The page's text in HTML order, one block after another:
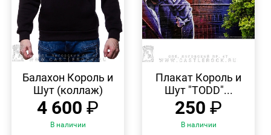
ПРОСМОТР
Балахон Король и
Шут (коллаж)
4 600 ₽
В наличии
ПРОСМОТР
Плакат Король и
Шут "TODD"...
250 ₽
В наличии